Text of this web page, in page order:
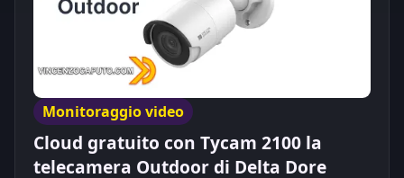
Monitoraggio video
Cloud gratuito con Tycam 2100 la
telecamera Outdoor di Delta Dore